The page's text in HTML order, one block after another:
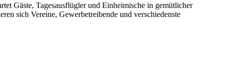
Gäste, Tagesausflügler und Einheimische in gemütlicher
sich Vereine, Gewerbetreibende und verschiedenste